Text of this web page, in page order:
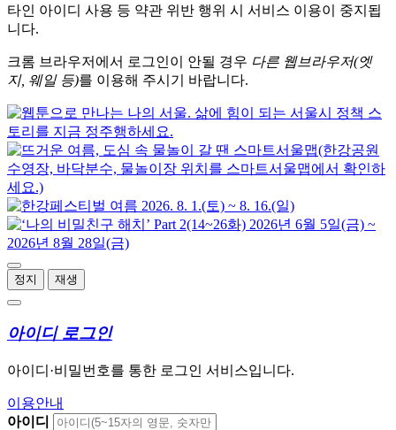
타인 아이디 사용 등 약관 위반 행위 시 서비스 이용이 중지됩
니다.
크롬 브라우저에서 로그인이 안될 경우 다른 웹브라우저(엣
지, 웨일 등)를 이용해 주시기 바랍니다.
정지 재생
아이디 로그인
아이디·비밀번호를 통한 로그인 서비스입니다.
이용안내
아이디